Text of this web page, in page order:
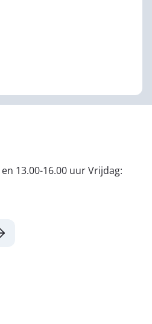
13.00-16.00 uur Vrijdag: